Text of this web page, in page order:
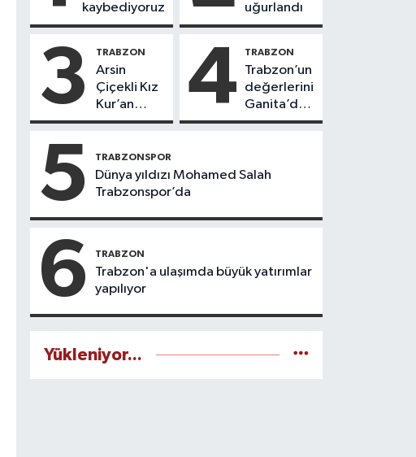
kaybediyoruz
uğurlandı
3 TRABZON
Arsin
Çiçekli Kız
Kur’an
Kursu’nda
icazet aldı
4 TRABZON
Trabzon’un
değerlerini
Ganita’da
yaşatıyoruz
5 TRABZONSPOR
Dünya yıldızı Mohamed Salah
Trabzonspor’da
6 TRABZON
Trabzon'a ulaşımda büyük yatırımlar
yapılıyor
Yükleniyor...